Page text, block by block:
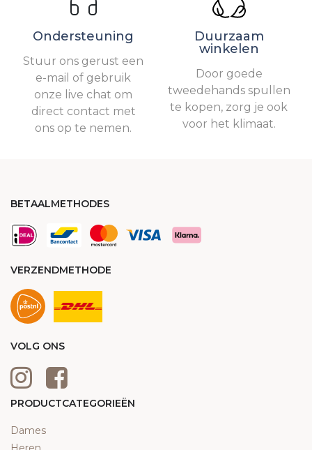
Ondersteuning
Stuur ons gerust een
e-mail of gebruik
onze live chat om
direct contact met
ons op te nemen.
Duurzaam
winkelen
Door goede
tweedehands spullen
te kopen, zorg je ook
voor het klimaat.
BETAALMETHODES
VERZENDMETHODE
VOLG ONS
PRODUCTCATEGORIEËN
Dames